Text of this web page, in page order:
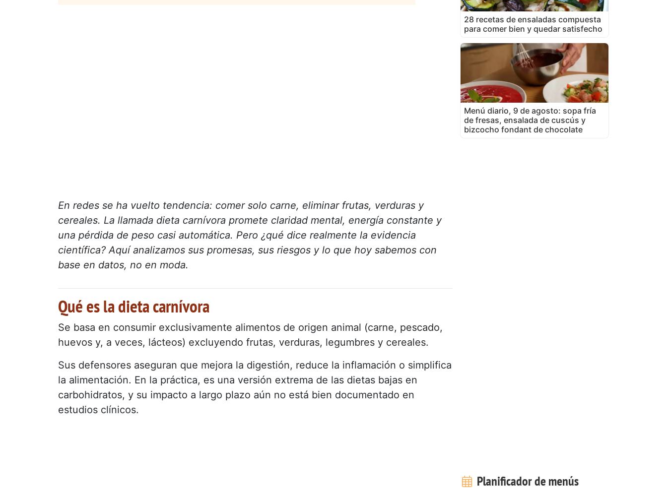
En redes se ha vuelto tendencia: comer solo carne, eliminar frutas, verduras y
cereales. La llamada dieta carnívora promete claridad mental, energía constante y
una pérdida de peso casi automática. Pero ¿qué dice realmente la evidencia
científica? Aquí analizamos sus promesas, sus riesgos y lo que hoy sabemos con
base en datos, no en moda.
Qué es la dieta carnívora
Se basa en consumir exclusivamente alimentos de origen animal (carne, pescado,
huevos y, a veces, lácteos) excluyendo frutas, verduras, legumbres y cereales.
Sus defensores aseguran que mejora la digestión, reduce la inflamación o simplifica
la alimentación. En la práctica, es una versión extrema de las dietas bajas en
carbohidratos, y su impacto a largo plazo aún no está bien documentado en
estudios clínicos.
28 recetas de ensaladas compuesta
para comer bien y quedar satisfecho
Menú diario, 9 de agosto: sopa fría
de fresas, ensalada de cuscús y
bizcocho fondant de chocolate
Planificador de menús